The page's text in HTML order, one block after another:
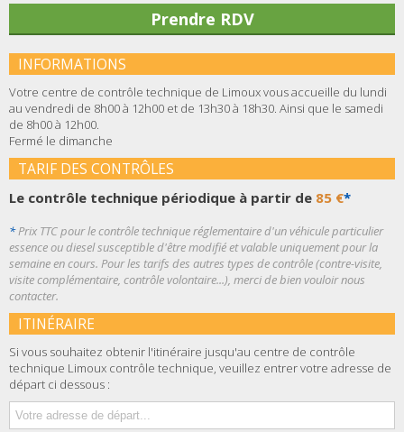
Prendre RDV
INFORMATIONS
Votre centre de contrôle technique de Limoux vous accueille du lundi
au vendredi de 8h00 à 12h00 et de 13h30 à 18h30. Ainsi que le samedi
de 8h00 à 12h00.
Fermé le dimanche
TARIF DES CONTRÔLES
Le contrôle technique périodique à partir de 85 €*
*Prix TTC pour le contrôle technique réglementaire d'un véhicule particulier
essence ou diesel susceptible d'être modifié et valable uniquement pour la
semaine en cours. Pour les tarifs des autres types de contrôle (contre-visite,
visite complémentaire, contrôle volontaire...), merci de bien vouloir nous
contacter.
ITINÉRAIRE
Si vous souhaitez obtenir l'itinéraire jusqu'au centre de contrôle
technique Limoux contrôle technique, veuillez entrer votre adresse de
départ ci dessous :